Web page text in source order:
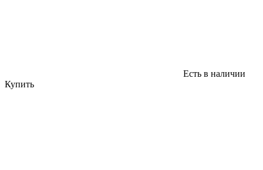
Есть в наличии
Купить